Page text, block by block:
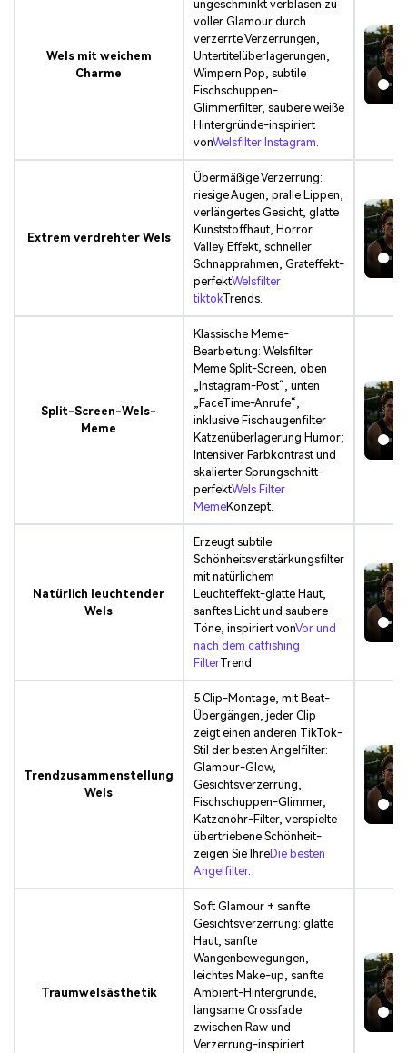
Wels mit weichem
Charme
ungeschminkt verblasen zu
voller Glamour durch
verzerrte Verzerrungen,
Untertitelüberlagerungen,
Wimpern Pop, subtile
Fischschuppen-
Glimmerfilter, saubere weiße
Hintergründe-inspiriert
vonWelsfilter Instagram
Extrem verdrehter Wels
Übermäßige Verzerrung:
riesige Augen, pralle Lippen,
verlängertes Gesicht, glatte
Kunststoffhaut, Horror
Valley Effekt, schneller
Schnapprahmen, Grateffekt-
perfektWelsfilter
tiktokTrends.
Split-Screen-Wels-
Meme
Klassische Meme-
Bearbeitung: Welsfilter
Meme Split-Screen, oben
„Instagram-Post“, unten
„FaceTime-Anrufe“,
inklusive Fischaugenfilter
Katzenüberlagerung Humor;
Intensiver Farbkontrast und
skalierter Sprungschnitt-
perfektWels Filter
MemeKonzept.
Natürlich leuchtender
Wels
Erzeugt subtile
Schönheitsverstärkungsfilter
mit natürlichem
Leuchteffekt-glatte Haut,
sanftes Licht und saubere
Töne, inspiriert vonVor und
nach dem catfishing
FilterTrend.
Trendzusammenstellung
Wels
5 Clip-Montage, mit Beat-
Übergängen, jeder Clip
zeigt einen anderen TikTok-
Stil der besten Angelfilter:
Glamour-Glow,
Gesichtsverzerrung,
Fischschuppen-Glimmer,
Katzenohr-Filter, verspielte
übertriebene Schönheit-
zeigen Sie IhreDie besten
Angelfilter.
Traumwelsästhetik
Soft Glamour + sanfte
Gesichtsverzerrung: glatte
Haut, sanfte
Wangenbewegungen,
leichtes Make-up, sanfte
Ambient-Hintergründe,
langsame Crossfade
zwischen Raw und
Verzerrung-inspiriert